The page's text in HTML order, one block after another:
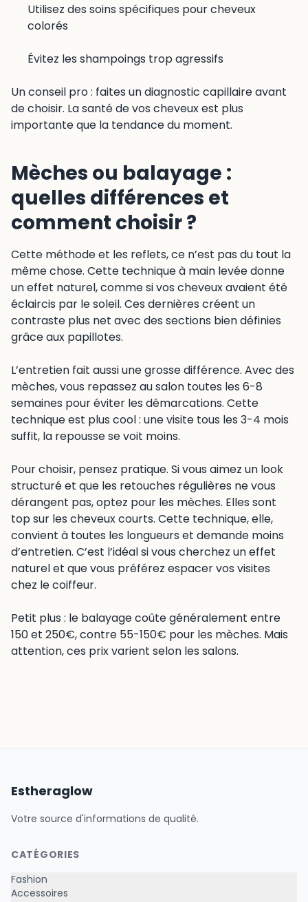
Utilisez des soins spécifiques pour cheveux
colorés
Évitez les shampoings trop agressifs
Un conseil pro : faites un diagnostic capillaire avant
de choisir. La santé de vos cheveux est plus
importante que la tendance du moment.
Mèches ou balayage :
quelles différences et
comment choisir ?
Cette méthode et les reflets, ce n’est pas du tout la
même chose. Cette technique à main levée donne
un effet naturel, comme si vos cheveux avaient été
éclaircis par le soleil. Ces dernières créent un
contraste plus net avec des sections bien définies
grâce aux papillotes.
L’entretien fait aussi une grosse différence. Avec des
mèches, vous repassez au salon toutes les 6-8
semaines pour éviter les démarcations. Cette
technique est plus cool : une visite tous les 3-4 mois
suffit, la repousse se voit moins.
Pour choisir, pensez pratique. Si vous aimez un look
structuré et que les retouches régulières ne vous
dérangent pas, optez pour les mèches. Elles sont
top sur les cheveux courts. Cette technique, elle,
convient à toutes les longueurs et demande moins
d’entretien. C’est l’idéal si vous cherchez un effet
naturel et que vous préférez espacer vos visites
chez le coiffeur.
Petit plus : le balayage coûte généralement entre
150 et 250€, contre 55-150€ pour les mèches. Mais
attention, ces prix varient selon les salons.
Estheraglow
Votre source d'informations de qualité.
CATÉGORIES
Fashion
Accessoires